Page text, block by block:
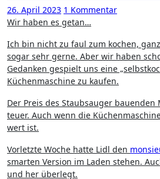
26. April 2023 1 Kommentar
Wir haben es getan…
Ich bin nicht zu faul zum kochen,
sogar sehr gerne. Aber wir haben
Gedanken gespielt uns eine
Küchenmaschine zu kaufen.
Der Preis des Staubsauger
teuer. Auch wenn die
wert ist.
Vorletzte Woche hatte Lidl den
smarten Version im Laden stehen.
und her überlegt.